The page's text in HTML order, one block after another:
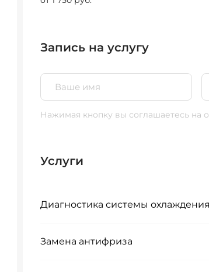
Запись на услугу
Нажимая кнопку вы соглашаетесь на
Услуги
Диагностика системы охлаждения
Замена антифриза